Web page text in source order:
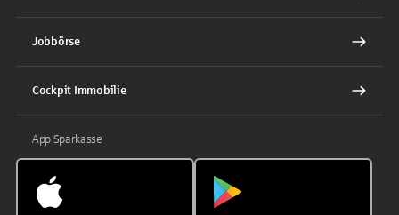
Jobbörse
Cockpit Immobilie
App Sparkasse